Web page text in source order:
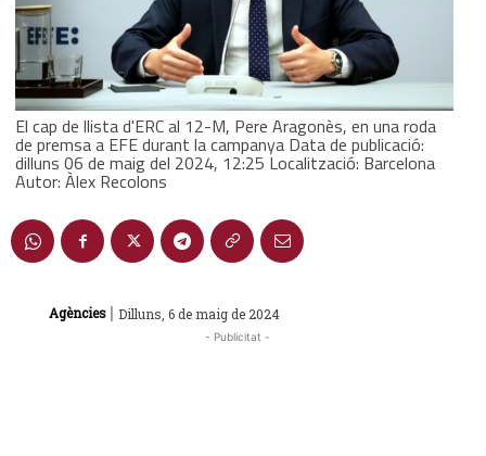
El cap de llista d'ERC al 12-M, Pere Aragonès, en una roda
de premsa a EFE durant la campanya Data de publicació:
dilluns 06 de maig del 2024, 12:25 Localització: Barcelona
Autor: Àlex Recolons
Agències | Dilluns, 6 de maig de 2024
- Publicitat -